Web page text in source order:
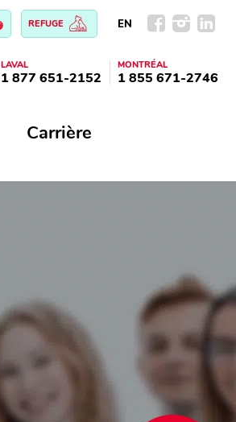
REFUGE EN
LAVAL
1 877 651-2152
MONTRÉAL
1 855 671-2746
Carrière